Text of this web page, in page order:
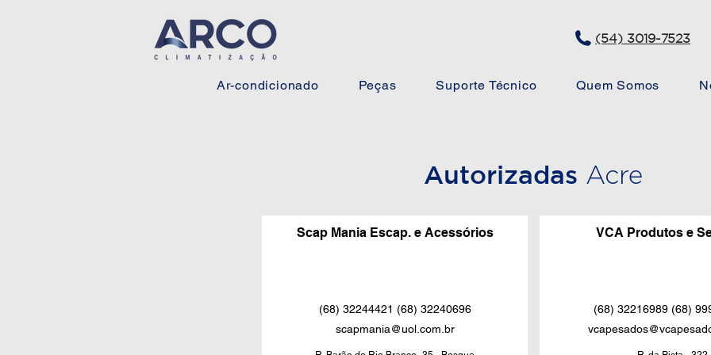
(54) 3019-7523
Ar-condicionado Peças Suporte Técnico Quem Somos
Autorizadas Acre
Scap Mania Escap. e Acessórios
(68) 32244421 (68) 32240696
scapmania@uol.com.br
VCA Produtos e
(68) 32216989 (68)